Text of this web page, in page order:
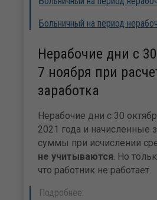
Больничный на период
Нерабочие дни с
7 ноября при
заработка
Нерабочие дни с 30
2021 года и начисленные
суммы при исчислении
не учитываются . Но
что работник не работает.
Подробнее: